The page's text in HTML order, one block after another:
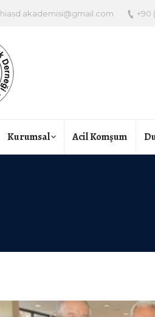
hiasd.akademisi@gmail.com +90
Kurumsal Acil Komşum